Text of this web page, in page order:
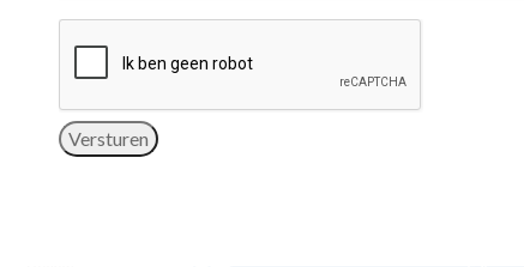
Versturen